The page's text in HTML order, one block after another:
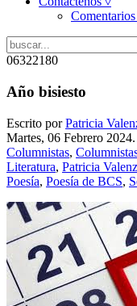
06322180
Año bisiesto
Escrito porPatricia
Martes, 06 Febrero
Columnistas,
Literatura, Patricia
Poesía, Poesía de BCS,